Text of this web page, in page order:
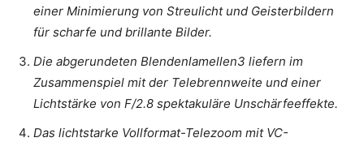
einer Minimierung von Streulicht und Geisterbildern
für scharfe und brillante Bilder.
Die abgerundeten Blendenlamellen3 liefern im
Zusammenspiel mit der Telebrennweite und einer
Lichtstärke von F/2.8 spektakuläre Unschärfeeffekte.
Das lichtstarke Vollformat-Telezoom mit VC-